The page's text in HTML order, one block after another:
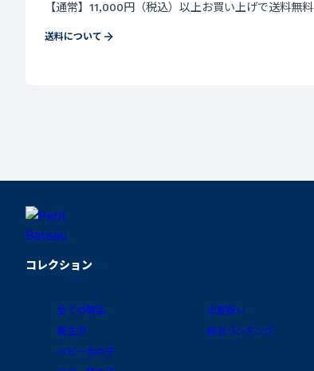
【通常】11,000円（税込）以上お買い上げで送料無料
送料について
コレクション
全ての商品
新生児
ベビー女の子
出産祝い
総合ランキング